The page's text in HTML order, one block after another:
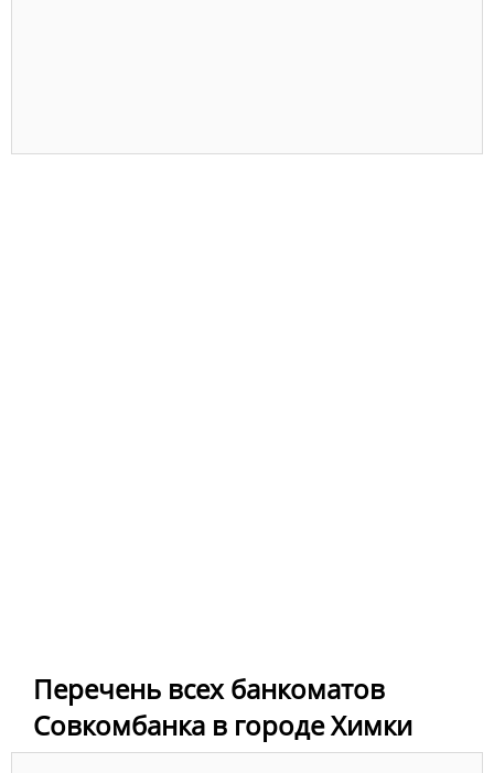
Перечень всех банкоматов
Совкомбанка в городе Химки